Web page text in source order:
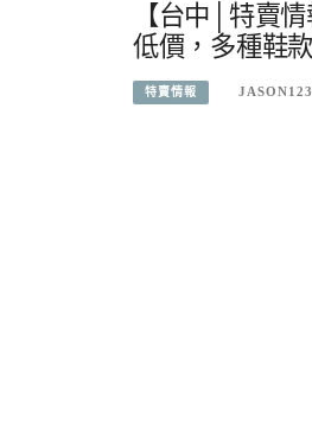
【台中│特賣
低價，多種鞋
特賣情報